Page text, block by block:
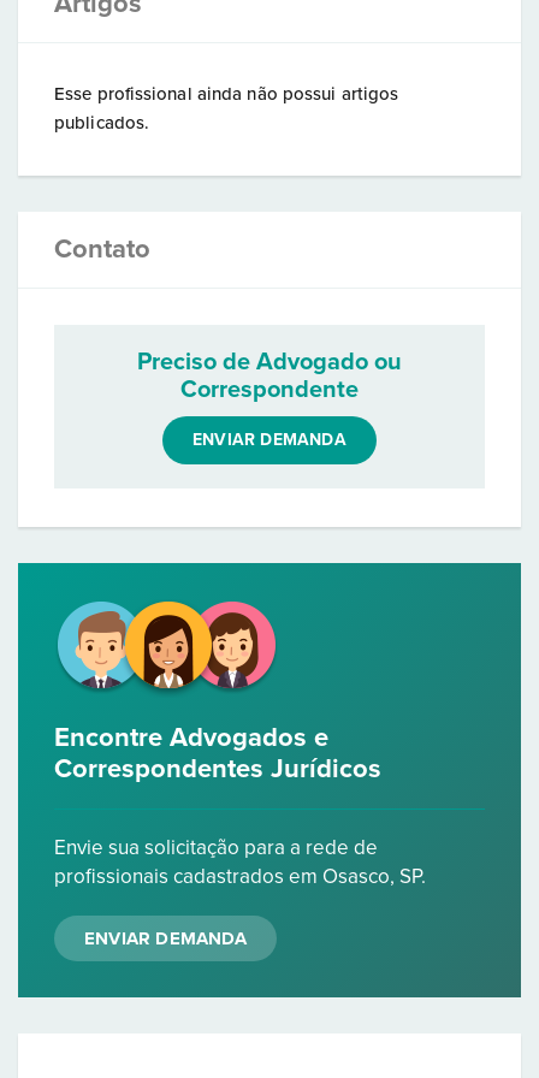
Esse profissional ainda não possui artigos
publicados.
Contato
Preciso de Advogado ou
Correspondente
ENVIAR DEMANDA
Encontre Advogados e
Correspondentes Jurídicos
Envie sua solicitação para a rede de
profissionais cadastrados em Osasco, SP.
ENVIAR DEMANDA